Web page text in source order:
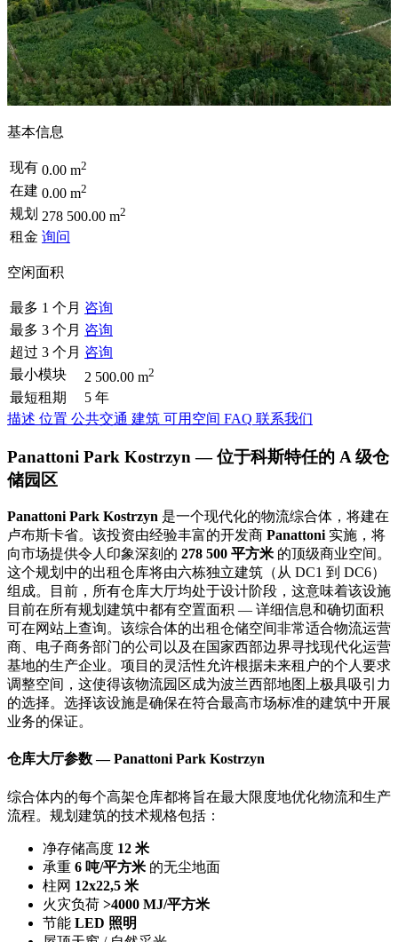
基本信息
现有 0.00 m2
在建 0.00 m2
规划 278 500.00 m2
租金 询问
空闲面积
最多 1 个月 咨询
最多 3 个月 咨询
超过 3 个月 咨询
最小模块
2 500.00 m2
最短租期
5 年
描述 位置 公共交通 建筑 可用空间 FAQ 联系我们
Panattoni Park Kostrzyn — 位于科斯特任的 A 级仓
储园区
Panattoni Park Kostrzyn 是一个现代化的物流综合体，将建在
卢布斯卡省。该投资由经验丰富的开发商 Panattoni 实施，将
向市场提供令人印象深刻的 278 500 平方米 的顶级商业空间。
这个规划中的出租仓库将由六栋独立建筑（从 DC1 到 DC6）
组成。目前，所有仓库大厅均处于设计阶段，这意味着该设施
目前在所有规划建筑中都有空置面积 — 详细信息和确切面积
可在网站上查询。该综合体的出租仓储空间非常适合物流运营
商、电子商务部门的公司以及在国家西部边界寻找现代化运营
基地的生产企业。项目的灵活性允许根据未来租户的个人要求
调整空间，这使得该物流园区成为波兰西部地图上极具吸引力
的选择。选择该设施是确保在符合最高市场标准的建筑中开展
业务的保证。
仓库大厅参数 — Panattoni Park Kostrzyn
综合体内的每个高架仓库都将旨在最大限度地优化物流和生产
流程。规划建筑的技术规格包括：
净存储高度 12 米
承重 6 吨/平方米 的无尘地面
柱网 12x22,5 米
火灾负荷 >4000 MJ/平方米
节能 LED 照明